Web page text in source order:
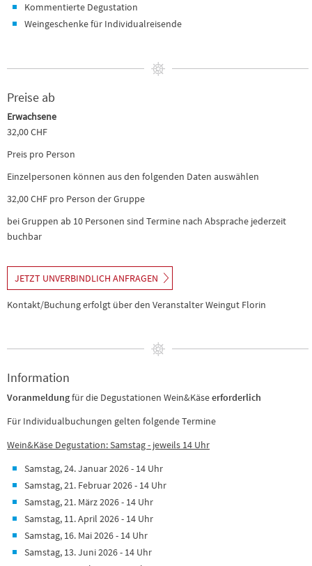
Kommentierte Degustation
Weingeschenke für Individualreisende
Preise ab
Erwachsene
32,00 CHF
Preis pro Person
Einzelpersonen können aus den folgenden Daten auswählen
32,00 CHF pro Person der Gruppe
bei Gruppen ab 10 Personen sind Termine nach Absprache jederzeit
buchbar
JETZT UNVERBINDLICH ANFRAGEN
Kontakt/Buchung erfolgt über den Veranstalter Weingut Florin
Information
Voranmeldungfür die Degustationen Wein&Käseerforderlich
Für Individualbuchungen gelten folgende Termine
Wein&Käse Degustation: Samstag - jeweils 14 Uhr
Samstag, 24. Januar 2026 - 14 Uhr
Samstag, 21. Februar 2026 - 14 Uhr
Samstag, 21. März 2026 - 14 Uhr
Samstag, 11. April 2026 - 14 Uhr
Samstag, 16. Mai 2026 - 14 Uhr
Samstag, 13. Juni 2026 - 14 Uhr